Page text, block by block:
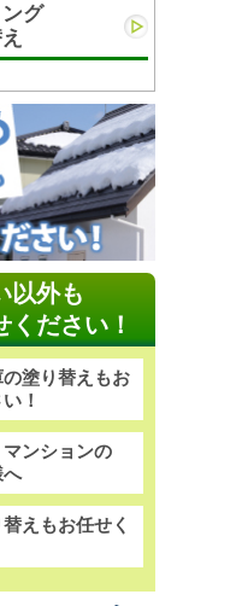
グ
以外も
ください！
塗り替えもお
！
ンションの
へ
えもお任せく